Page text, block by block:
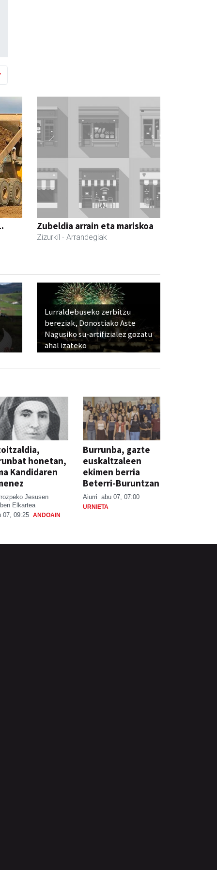
Zubeldia arrain eta mariskoa
Zizurkil - Arrandegiak
Lurraldebuseko zerbitzu
bereziak, Donostiako Aste
Nagusiko su-artifizialez gozatu
ahal izateko
honetan,
Kandidaren
Jesusen
Elkartea
07, 09:25 ANDOAIN
Burrunba, gazte
euskaltzaleen
ekimen berria
Beterri-Buruntzan
Aiurri abu 07, 07:00
URNIETA